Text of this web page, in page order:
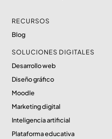
RECURSOS
Blog
SOLUCIONES DIGITALES
Desarrollo web
Diseño gráfico
Moodle
Marketing digital
Inteligencia artificial
Plataforma educativa